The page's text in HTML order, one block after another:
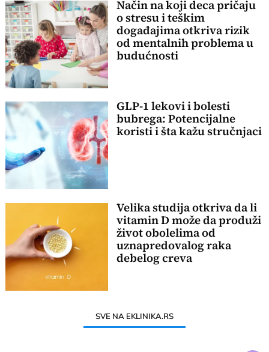
Način na koji deca pričaju
o stresu i teškim
događajima otkriva rizik
od mentalnih problema u
budućnosti
GLP-1 lekovi i bolesti
bubrega: Potencijalne
koristi i šta kažu stručnjaci
Velika studija otkriva da li
vitamin D može da produži
život obolelima od
uznapredovalog raka
debelog creva
SVE NA EKLINIKA.RS